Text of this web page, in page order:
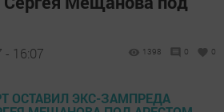
- 16:07 1398 0 0